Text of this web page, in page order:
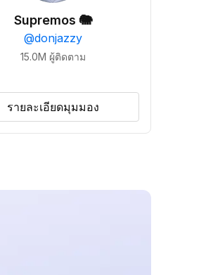
Supremos 🐘
@donjazzy
15.0M ผู้ติดตาม
รายละเอียดมุมมอง